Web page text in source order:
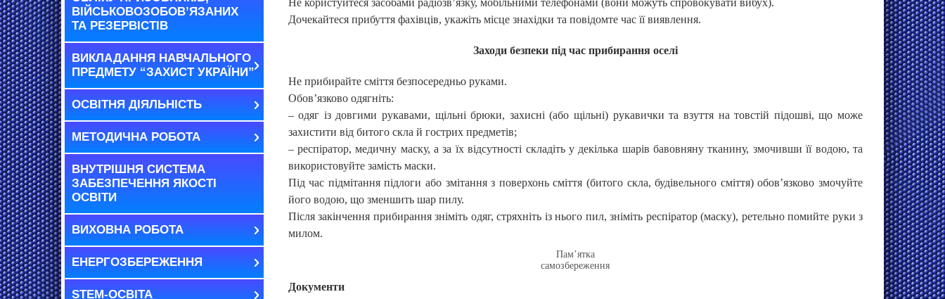
ВІЙСЬКОВОЗОБОВ’ЯЗАНИХ
ТА РЕЗЕРВІСТІВ
ВИКЛАДАННЯ НАВЧАЛЬНОГО
ПРЕДМЕТУ “ЗАХИСТ УКРАЇНИ”
ОСВІТНЯ ДІЯЛЬНІСТЬ
МЕТОДИЧНА РОБОТА
ВНУТРІШНЯ СИСТЕМА
ЗАБЕЗПЕЧЕННЯ ЯКОСТІ
ОСВІТИ
ВИХОВНА РОБОТА
ЕНЕРГОЗБЕРЕЖЕННЯ
STEM-ОСВІТА
Не користуйтеся засобами радіозв’язку, мобільними телефонами (вони можуть спровокувати вибух).
Дочекайтеся прибуття фахівців, укажіть місце знахідки та повідомте час її виявлення.
Заходи безпеки під час прибирання оселі
Не прибирайте сміття безпосередньо руками.
Обов’язково одягніть:
– одяг із довгими рукавами, щільні брюки, захисні (або щільні) рукавички та взуття на товстій підошві, що може
захистити від битого скла й гострих предметів;
– респіратор, медичну маску, а за їх відсутності складіть у декілька шарів бавовняну тканину, змочивши її водою, та
використовуйте замість маски.
Під час підмітання підлоги або змітання з поверхонь сміття (битого скла, будівельного сміття) обов’язково змочуйте
його водою, що зменшить шар пилу.
Після закінчення прибирання зніміть одяг, стряхніть із нього пил, зніміть респіратор (маску), ретельно помийте руки з
милом.
Пам’ятка
самозбереження
Документи